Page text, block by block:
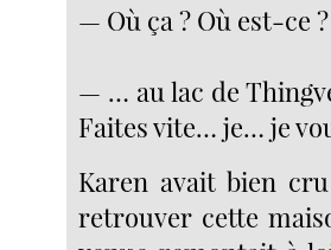
— Où ça ? Où est-ce ?
— … au lac de
Faites vite… je… je
Karen avait bien
retrouver cette